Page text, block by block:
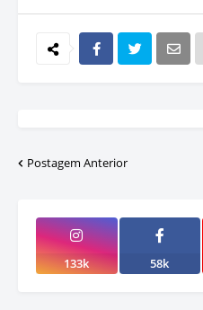
Postagem Anterior
133k 58k